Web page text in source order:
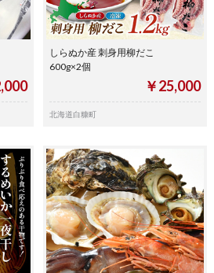
しらぬか産 刺身用柳だこ
600g×2個
￥25,000
北海道白糠町